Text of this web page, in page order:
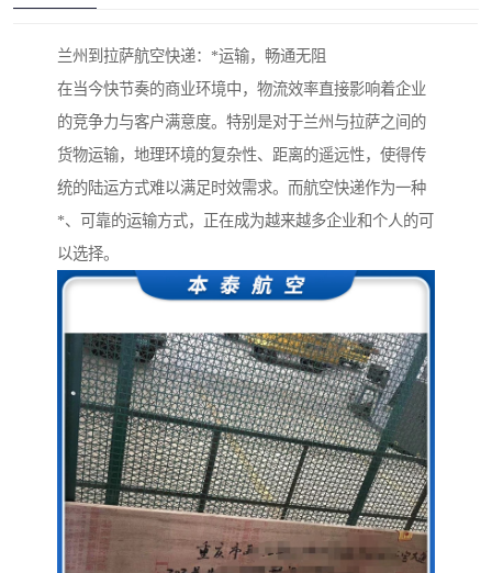
兰州到拉萨航空快递：*运输，畅通无阻
在当今快节奏的商业环境中，物流效率直接影响着企业
的竞争力与客户满意度。特别是对于兰州与拉萨之间的
货物运输，地理环境的复杂性、距离的遥远性，使得传
统的陆运方式难以满足时效需求。而航空快递作为一种
*、可靠的运输方式，正在成为越来越多企业和个人的可
以选择。